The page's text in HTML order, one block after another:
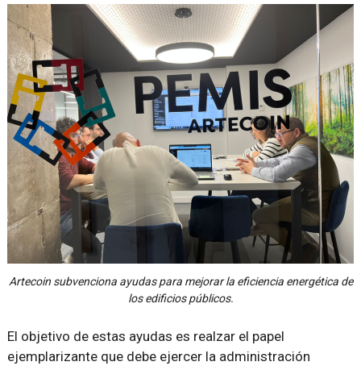
Artecoin subvenciona ayudas para mejorar la eficiencia energética de
los edificios públicos.
El objetivo de estas ayudas es realzar el papel
ejemplarizante que debe ejercer la administración